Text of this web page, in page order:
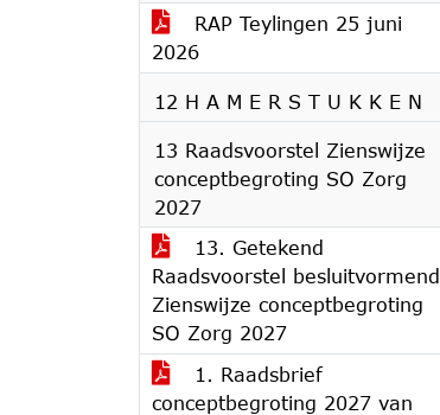
RAP Teylingen 25 juni
2026
12 H A M E R S T U K K E N
13 Raadsvoorstel Zienswijze
conceptbegroting SO Zorg
2027
13. Getekend
Raadsvoorstel besluitvormend
Zienswijze conceptbegroting
SO Zorg 2027
1. Raadsbrief
conceptbegroting 2027 van